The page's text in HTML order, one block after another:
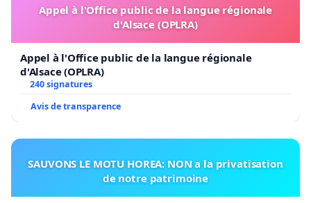
Appel à l'Office public de la langue régionale
d'Alsace (OPLRA)
Appel à l'Office public de la langue régionale
d'Alsace (OPLRA)
240 signatures
Avis de transparence
SAUVONS LE MOTU HOREA: NON a la privatisation
de notre patrimoine